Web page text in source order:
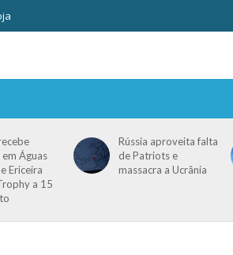
Águas
Ericeira
a 15
Rússia aproveita falta
de Patriots e
massacra a Ucrânia